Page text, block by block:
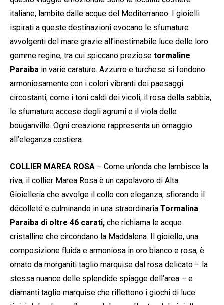
italiane, lambite dalle acque del Mediterraneo. I gioielli
ispirati a queste destinazioni evocano le sfumature
avvolgenti del mare grazie all’inestimabile luce delle loro
gemme regine, tra cui spiccano preziose tormaline
Paraiba in varie carature. Azzurro e turchese si fondono
armoniosamente con i colori vibranti dei paesaggi
circostanti, come i toni caldi dei vicoli, il rosa della sabbia,
le sfumature accese degli agrumi e il viola delle
bouganville. Ogni creazione rappresenta un omaggio
all’eleganza costiera.
COLLIER MAREA ROSA – Come un’onda che lambisce la
riva, il collier Marea Rosa è un capolavoro di Alta
Gioielleria che avvolge il collo con eleganza, sfiorando il
décolleté e culminando in una straordinaria Tormalina
Paraiba di oltre 46 carati, che richiama le acque
cristalline che circondano la Maddalena. Il gioiello, una
composizione fluida e armoniosa in oro bianco e rosa, è
ornato da morganiti taglio marquise dal rosa delicato – la
stessa nuance delle splendide spiagge dell’area – e
diamanti taglio marquise che riflettono i giochi di luce